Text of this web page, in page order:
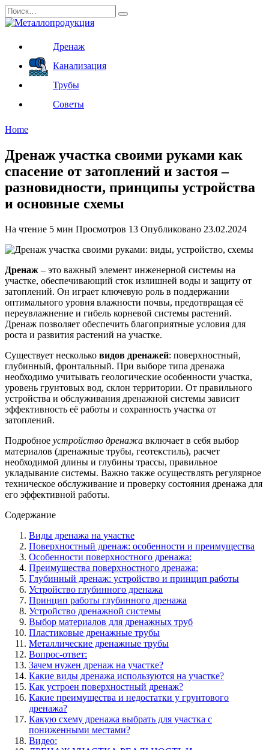
Перейти
к
содержанию
Search
for:
Дренаж
Канализация
Трубы
Советы
Home
Дренаж участка своими руками как
спасение от затоплений и застоя –
разновидности, принципы устройства
и основные схемы
На чтение 5 мин Просмотров 13 Опубликовано 23.02.2024
Дренаж – это важный элемент инженерной системы на
участке, обеспечивающий сток излишней воды и защиту от
затоплений. Он играет ключевую роль в поддержании
оптимального уровня влажности почвы, предотвращая её
переувлажнение и гибель корневой системы растений.
Дренаж позволяет обеспечить благоприятные условия для
роста и развития растений на участке.
Существует несколько видов дренажей: поверхностный,
глубинный, фронтальный. При выборе типа дренажа
необходимо учитывать геологические особенности участка,
уровень грунтовых вод, склон территории. От правильного
устройства и обслуживания дренажной системы зависит
эффективность её работы и сохранность участка от
затоплений.
Подробное устройство дренажа включает в себя выбор
материалов (дренажные трубы, геотекстиль), расчет
необходимой длины и глубины трассы, правильное
укладывание системы. Важно также осуществлять регулярное
техническое обслуживание и проверку состояния дренажа для
его эффективной работы.
Содержание
Виды дренажа на участке
Поверхностный дренаж: особенности и преимущества
Особенности поверхностного дренажа:
Преимущества поверхностного дренажа:
Глубинный дренаж: устройство и принцип работы
Устройство глубинного дренажа
Принцип работы глубинного дренажа
Устройство дренажной системы
Выбор материалов для дренажных труб
Пластиковые дренажные трубы
Металлические дренажные трубы
Вопрос-ответ:
Зачем нужен дренаж на участке?
Какие виды дренажа используются на участке?
Как устроен поверхностный дренаж?
Какие преимущества и недостатки у грунтового
дренажа?
Какую схему дренажа выбрать для участка с
пониженными местами?
Видео: